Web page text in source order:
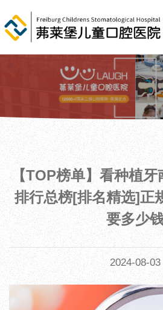
【TOP榜单】看种植
排行总榜[排名精选]正
要多少
2024-08-03